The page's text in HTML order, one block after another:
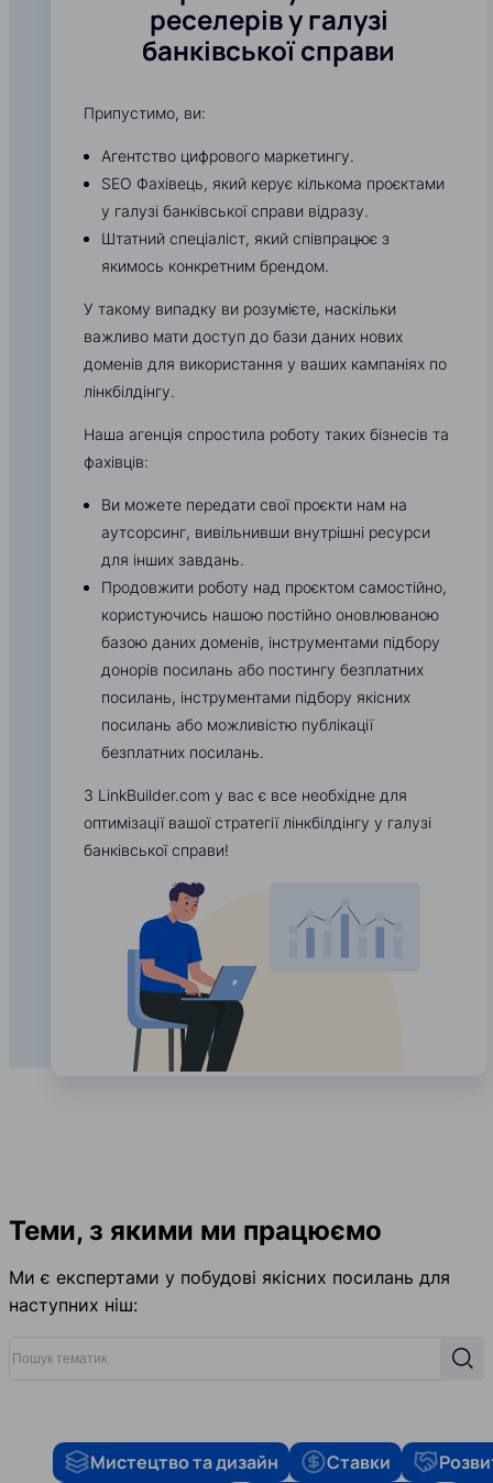
реселерів у галузі
банківської справи
Припустимо, ви:
Агентство цифрового маркетингу.
SEO Фахівець, який керує кількома проєктами
у галузі банківської справи відразу.
Штатний спеціаліст, який співпрацює з
якимось конкретним брендом.
У такому випадку ви розумієте, наскільки
важливо мати доступ до бази даних нових
доменів для використання у ваших кампаніях по
лінкбілдінгу.
Наша агенція спростила роботу таких бізнесів та
фахівців:
Ви можете передати свої проєкти нам на
аутсорсинг, вивільнивши внутрішні ресурси
для інших завдань.
Продовжити роботу над проєктом самостійно,
користуючись нашою постійно оновлюваною
базою даних доменів, інструментами підбору
донорів посилань або постингу безплатних
посилань, інструментами підбору якісних
посилань або можливістю публікації
безплатних посилань.
З LinkBuilder.com у вас є все необхідне для
оптимізації вашої стратегії лінкбілдінгу у галузі
банківської справи!
Теми, з якими ми працюємо
Ми є експертами у побудові якісних посилань для
наступних ніш:
Мистецтво та дизайн Ставки